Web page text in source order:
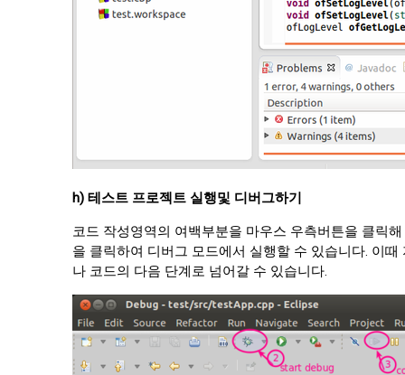
h) 테스트 프로젝트 실행및 디버그하기
코드 작성영역의 여백부분을 마우스 우측버튼을 클릭
을 클릭하여 디버그 모드에서 실행할 수 있습니다. 이
나 코드의 다음 단계로 넘어갈 수 있습니다.